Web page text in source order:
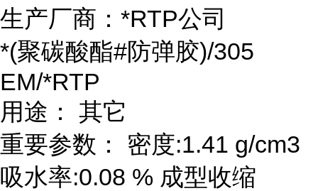
生产厂商：*RTP公司
*(聚碳酸酯#防弹胶)/305
EM/*RTP
用途： 其它
重要参数： 密度:1.41 g/cm3
吸水率:0.08 % 成型收缩